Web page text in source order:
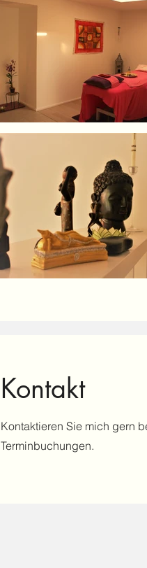
Kontakt
Kontaktieren Sie mich gern
Terminbuchungen.